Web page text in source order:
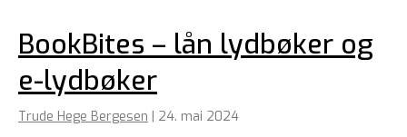
BookBites – lån lydbøker og
e-lydbøker
Trude Hege Bergesen | 24. mai 2024